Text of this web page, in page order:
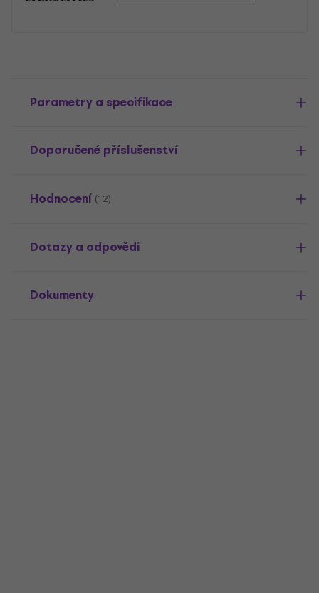
Parametry a specifikace
Doporučené příslušenství
Hodnocení (12)
Dotazy a odpovědi
Dokumenty